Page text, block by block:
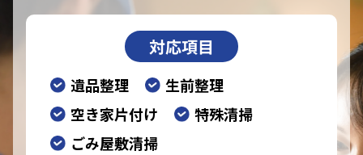
対応項目
遺品整理
生前整理
空き家片付け
特殊清掃
ごみ屋敷清掃